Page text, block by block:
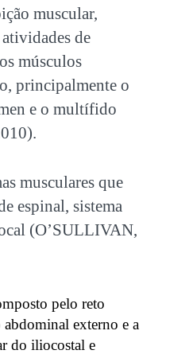
muscular,
de
músculos
principalmente o
e o multífido
musculares que
espinal, sistema
(O’SULLIVAN,
pelo reto
externo e a
do iliocostal e